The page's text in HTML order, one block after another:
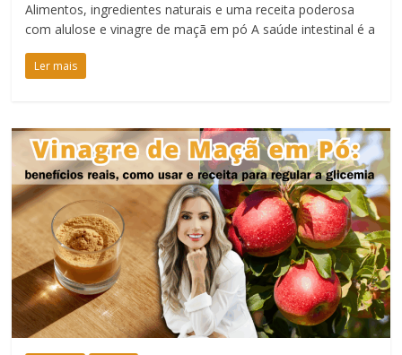
Alimentos, ingredientes naturais e uma receita poderosa
com alulose e vinagre de maçã em pó A saúde intestinal é a
Ler mais